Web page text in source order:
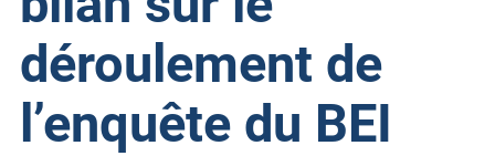
déroulement de
l’enquête du BEI